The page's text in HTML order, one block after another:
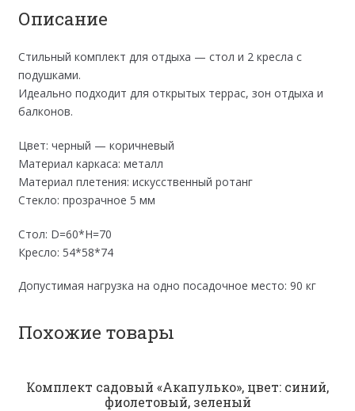
Описание
Стильный комплект для отдыха — стол и 2 кресла с
подушками.
Идеально подходит для открытых террас, зон отдыха и
балконов.
Цвет: черный — коричневый
Материал каркаса: металл
Материал плетения: искусственный ротанг
Стекло: прозрачное 5 мм
Стол: D=60*H=70
Кресло: 54*58*74
Допустимая нагрузка на одно посадочное место: 90 кг
Похожие товары
Комплект садовый «Акапулько», цвет: синий,
фиолетовый, зеленый